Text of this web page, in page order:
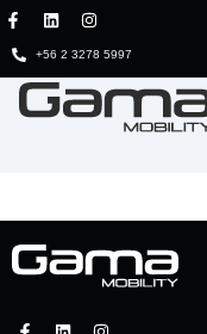
+56 2 3278 5997